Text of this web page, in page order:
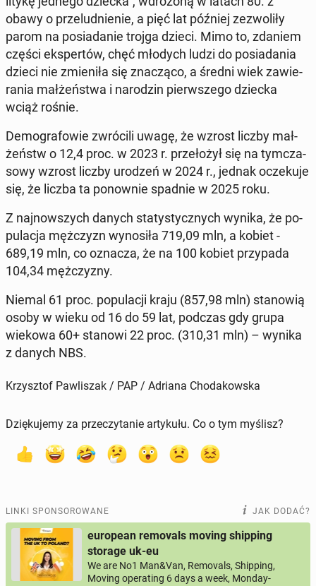
obawy o prze­lud­nie­nie, a pięć lat później ze­zwo­li­ły
parom na po­sia­da­nie trojga dzieci. Mimo to, zdaniem
części eks­per­tów, chęć młodych ludzi do po­sia­da­nia
dzieci nie zmie­ni­ła się zna­czą­co, a średni wiek za­wie­
ra­nia mał­żeń­stwa i na­ro­dzin pierw­sze­go dziecka
wciąż rośnie.
De­mo­gra­fo­wie zwró­ci­li uwagę, że wzrost liczby mał­
żeństw o 12,4 proc. w 2023 r. prze­ło­żył się na tym­cza­
so­wy wzrost liczby urodzeń w 2024 r., jednak ocze­ku­je
się, że liczba ta po­now­nie spadnie w 2025 roku.
Z naj­now­szych danych sta­ty­stycz­nych wynika, że po­
pu­la­cja męż­czyzn wy­no­si­ła 719,09 mln, a kobiet -
689,19 mln, co oznacza, że na 100 kobiet przy­pa­da
104,34 męż­czy­zny.
Niemal 61 proc. po­pu­la­cji kraju (857,98 mln) sta­no­wią
osoby w wieku od 16 do 59 lat, podczas gdy grupa
wiekowa 60+ stanowi 22 proc. (310,31 mln) – wynika
z danych NBS.
Krzysztof Pawliszak / PAP / Adriana Chodakowska
Dziękujemy za przeczytanie artykułu. Co o tym myślisz?
LINKI SPONSOROWANE JAK DODAĆ?
european removals moving shipping
storage uk-eu
We are No1 Man&Van, Removals, Shipping,
Moving operating 6 days a week, Monday-